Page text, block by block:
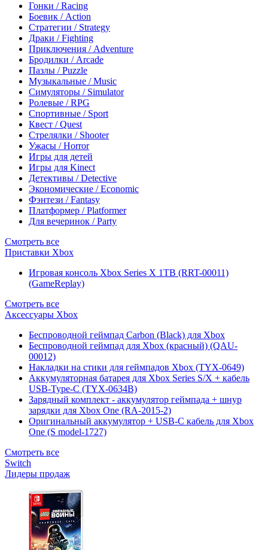
Гонки / Racing
Боевик / Action
Стратегии / Strategy
Драки / Fighting
Приключения / Adventure
Бродилки / Arcade
Пазлы / Puzzle
Музыкальные / Music
Симуляторы / Simulator
Ролевые / RPG
Спортивные / Sport
Квест / Quest
Стрелялки / Shooter
Ужасы / Horror
Игры для детей
Игры для Kinect
Детективы / Detective
Экономические / Economic
Фэнтези / Fantasy
Платформер / Platformer
Для вечеринок / Party
Смотреть все
Приставки Xbox
Игровая консоль Xbox Series X 1TB (RRT-00011)
(GameReplay)
Смотреть все
Аксессуары Xbox
Беспроводной геймпад Carbon (Black) для Xbox
Беспроводной геймпад для Xbox (красный) (QAU-
00012)
Накладки на стики для геймпадов Xbox (TYX-0649)
Аккумуляторная батарея для Xbox Series S/X + кабель
USB-Type-C (TYX-0634B)
Зарядный комплект - аккумулятор геймпада + шнур
зарядки для Xbox One (RA-2015-2)
Оригинальный аккумулятор + USB-C кабель для Xbox
One (S model-1727)
Смотреть все
Switch
Лидеры продаж